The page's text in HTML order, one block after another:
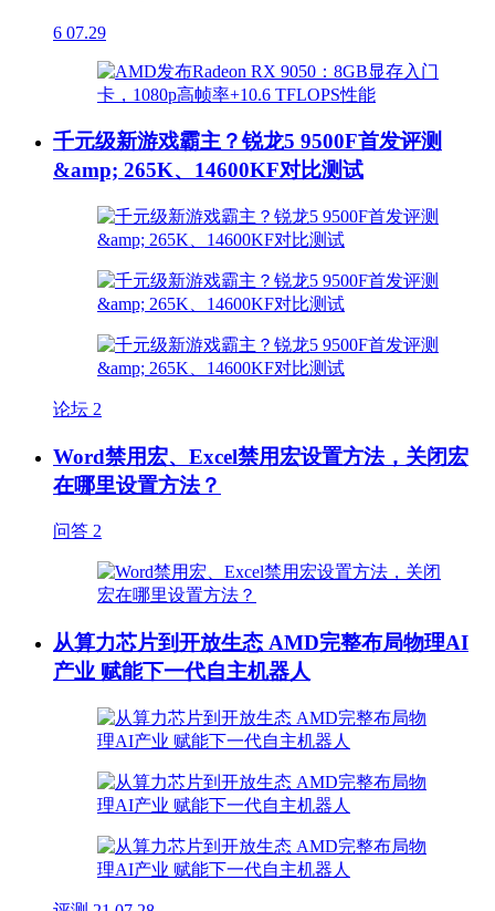
6 07.29
千元级新游戏霸主？锐龙5 9500F首发评测
&amp; 265K、14600KF对比测试
论坛 2
Word禁用宏、Excel禁用宏设置方法，关闭宏
在哪里设置方法？
问答 2
从算力芯片到开放生态 AMD完整布局物理AI
产业 赋能下一代自主机器人